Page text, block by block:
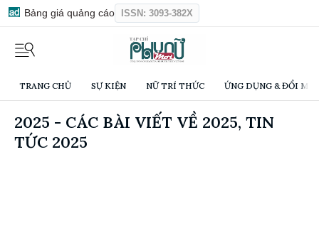
Bảng giá quảng cáo ISSN: 3093-382X
TRANG CHỦ SỰ KIỆN NỮ TRÍ THỨC ỨNG DỤNG & ĐỔI
2025 - CÁC BÀI VIẾT VỀ 2025, TIN
TỨC 2025